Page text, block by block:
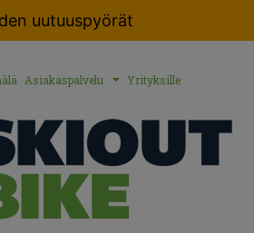
uutuuspyörät
Asiakaspalvelu Yrityksille